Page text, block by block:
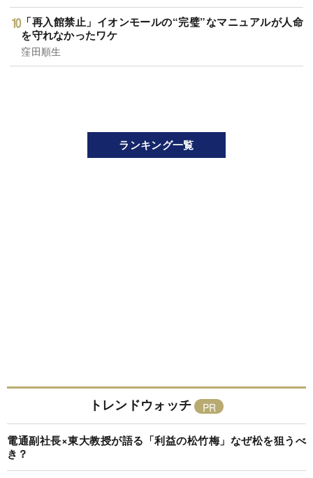
「再入館禁止」イオンモールの“完璧”なマニュアルが人命
を守れなかったワケ
窪田順生
ランキング一覧
トレンドウォッチ
電通副社長×東大教授が語る「利益の松竹梅」なぜ松を狙うべ
き？